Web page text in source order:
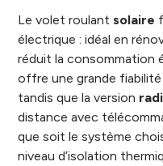
Le volet roulantsolaire
électrique : idéal en
réduit la consommation
offre une grande
tandis que la version
distance avec
que soit le système
niveau d’isolation